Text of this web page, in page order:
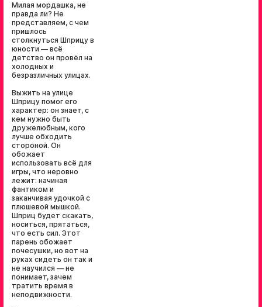
Милая мордашка, не
правда ли? Не
представляем, с чем
пришлось
столкнуться Шприцу в
юности — всё
детство он провёл на
холодных и
безразличных улицах.
Выжить на улице
Шприцу помог его
характер: он знает, с
кем нужно быть
дружелюбным, кого
лучше обходить
стороной. Он
обожает
использовать всё для
игры, что неровно
лежит: начиная
фантиком и
заканчивая удочкой с
плюшевой мышкой.
Шприц будет скакать,
носиться, прятаться,
что есть сил. Этот
парень обожает
почесушки, но вот на
руках сидеть он так и
не научился — не
понимает, зачем
тратить время в
неподвижности.